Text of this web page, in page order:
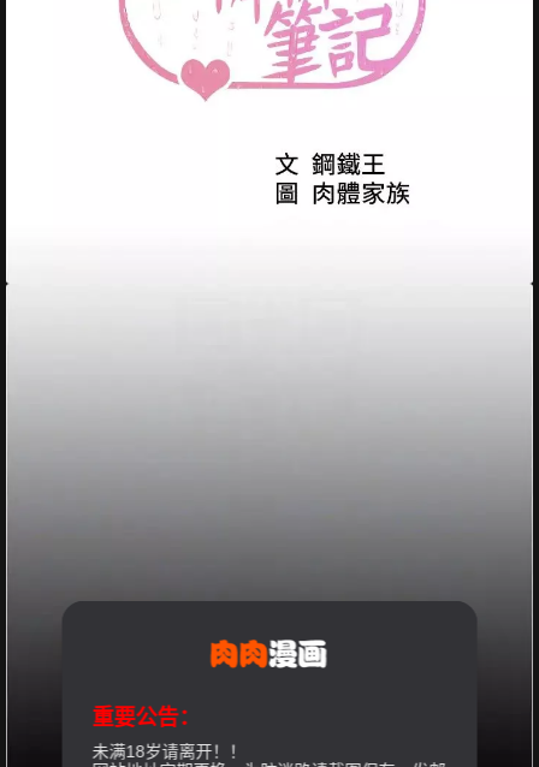
重要公告：
未满18岁请离开！！